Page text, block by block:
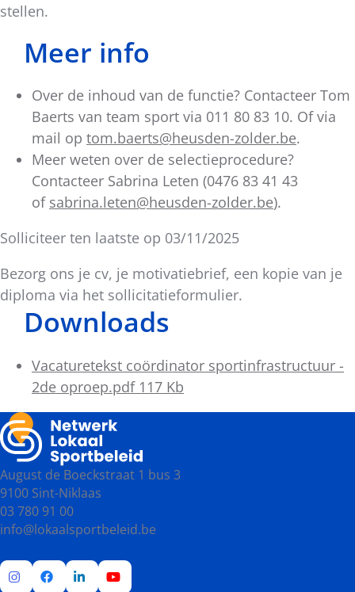
stellen.
Meer info
Over de inhoud van de functie? Contacteer Tom
Baerts van team sport via 011 80 83 10. Of via
mail op tom.baerts@heusden-zolder.be.
Meer weten over de selectieprocedure?
Contacteer Sabrina Leten (0476 83 41 43
of sabrina.leten@heusden-zolder.be).
Solliciteer ten laatste op 03/11/2025
Bezorg ons je cv, je motivatiebrief, een kopie van je
diploma via het sollicitatieformulier.
Downloads
Vacaturetekst coördinator sportinfrastructuur -
2de oproep.pdf 117 Kb
August de Boeckstraat 1 bus 3
9100 Sint-Niklaas
03 780 91 00
info@lokaalsportbeleid.be